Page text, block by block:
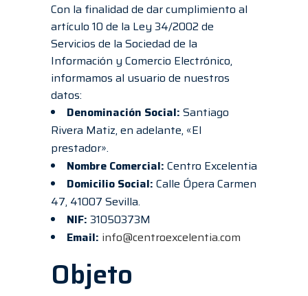
Con la finalidad de dar cumplimiento al
artículo 10 de la Ley 34/2002 de
Servicios de la Sociedad de la
Información y Comercio Electrónico,
informamos al usuario de nuestros
datos:
Denominación Social: Santiago
Rivera Matiz, en adelante, «El
prestador».
Nombre Comercial: Centro Excelentia
Domicilio Social: Calle Ópera Carmen
47, 41007 Sevilla.
NIF: 31050373M
Email: info@centroexcelentia.com
Objeto